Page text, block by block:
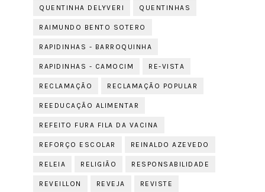
QUENTINHA DELYVERI QUENTINHAS
RAIMUNDO BENTO SOTERO
RAPIDINHAS - BARROQUINHA
RAPIDINHAS - CAMOCIM RE-VISTA
RECLAMAÇÃO RECLAMAÇÃO POPULAR
REEDUCAÇÃO ALIMENTAR
REFEITO FURA FILA DA VACINA
REFORÇO ESCOLAR REINALDO AZEVEDO
RELEIA RELIGIÃO RESPONSABILIDADE
REVEILLON REVEJA REVISTE